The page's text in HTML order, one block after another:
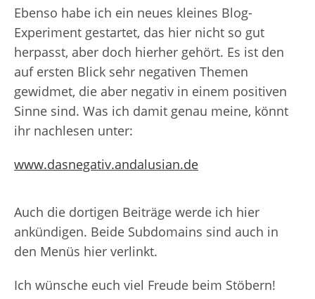
Ebenso habe ich ein neues kleines Blog-
Experiment gestartet, das hier nicht so gut
herpasst, aber doch hierher gehört. Es ist den
auf ersten Blick sehr negativen Themen
gewidmet, die aber negativ in einem positiven
Sinne sind. Was ich damit genau meine, könnt
ihr nachlesen unter:
www.dasnegativ.andalusian.de
Auch die dortigen Beiträge werde ich hier
ankündigen. Beide Subdomains sind auch in
den Menüs hier verlinkt.
Ich wünsche euch viel Freude beim Stöbern!